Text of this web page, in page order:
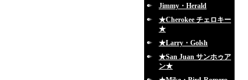
Jimmy・Herald
★Cherokee チェロキー
★
★Larry・Golsh
★San Juan サンホゥア
ン★